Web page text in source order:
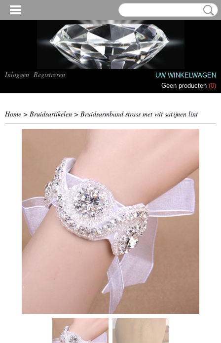
Inloggen Registreren
UW WINKELWAGEN
Geen producten (0)
Home > Bruidsartikelen > Bruidsarmband strass met wit satijnen lint